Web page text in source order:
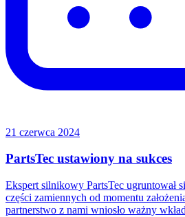
21 czerwca 2024
PartsTec ustawiony na sukces
Ekspert silnikowy PartsTec ugruntował
części zamiennych od momentu
partnerstwo z nami wniosło ważny